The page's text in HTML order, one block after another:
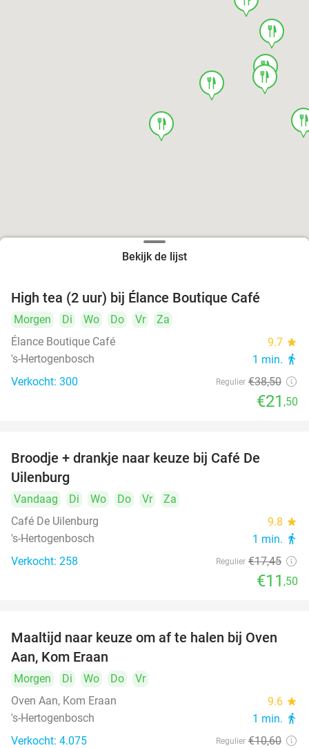
food
food
food
food
food
Bekijk de lijst
High tea (2 uur) bij Élance Boutique Café
Morgen Di Wo Do Vr
Za
Élance Boutique Café
9.7 star
's-Hertogenbosch 1 min. directions_walk
Verkocht: 300 Regulier €38,50
€21 ,50
Broodje + drankje naar keuze bij Café De
Uilenburg
Vandaag Di Wo Do Vr
Za
Café De Uilenburg
9.8 star
's-Hertogenbosch 1 min. directions_walk
Verkocht: 258 Regulier €17,45
€11 ,50
48%
Maaltijd naar keuze om af te halen bij Oven
Aan, Kom Eraan
Morgen Di Wo Do
Vr
Oven Aan, Kom Eraan
9.6 star
's-Hertogenbosch 1 min. directions_walk
Verkocht: 4.075 Regulier €10,60